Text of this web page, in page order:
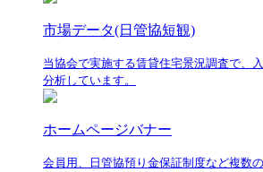
市場データ(日管協短観)
当協会で実施する賃貸住宅景況調査で、
分析しています。
ホームページバナー
会員用、日管協預り金保証制度など複数